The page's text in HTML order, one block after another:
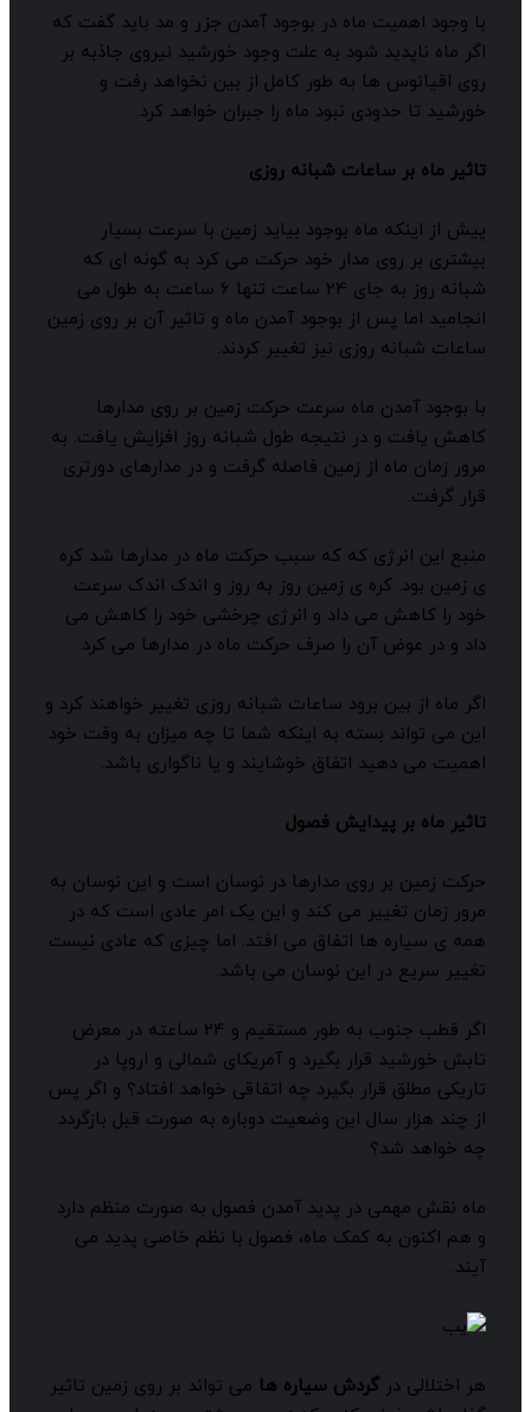
با وجود اهمیت ماه در بوجود آمدن جزر و مد باید گفت که
اگر ماه ناپدید شود به علت وجود خورشید نیروی جاذبه بر
روی اقیانوس ها به طور کامل از بین نخواهد رفت و
خورشید تا حدودی نبود ماه را جبران خواهد کرد.
تاثیر ماه بر ساعات شبانه روزی
پیش از اینکه ماه بوجود بیاید زمین با سرعت بسیار
بیشتری بر روی مدار خود حرکت می کرد به گونه ای که
شبانه روز به جای 24 ساعت تنها 6 ساعت به طول می
انجامید اما پس از بوجود آمدن ماه و تاثیر آن بر روی زمین
ساعات شبانه روزی نیز تغییر کردند.
با بوجود آمدن ماه سرعت حرکت زمین بر روی مدارها
کاهش یافت و در نتیجه طول شبانه روز افزایش یافت. به
مرور زمان ماه از زمین فاصله گرفت و در مدارهای دورتری
قرار گرفت.
منبع این انرژی که که سبب حرکت ماه در مدارها شد کره
ی زمین بود. کره ی زمین روز به روز و اندک اندک سرعت
خود را کاهش می داد و انرژی چرخشی خود را کاهش می
داد و در عوض آن را صرف حرکت ماه در مدارها می کرد.
اگر ماه از بین برود ساعات شبانه روزی تغییر خواهند کرد و
این می تواند بسته به اینکه شما تا چه میزان به وقت خود
اهمیت می دهید اتفاق خوشایند و یا ناگواری باشد.
تاثیر ماه بر پیدایش فصول
حرکت زمین بر روی مدارها در نوسان است و این نوسان به
مرور زمان تغییر می کند و این یک امر عادی است که در
همه ی سیاره ها اتفاق می افتد. اما چیزی که عادی نیست
تغییر سریع در این نوسان می باشد.
اگر قطب جنوب به طور مستقیم و 24 ساعته در معرض
تابش خورشید قرار بگیرد و آمریکای شمالی و اروپا در
تاریکی مطلق قرار بگیرد چه اتفاقی خواهد افتاد؟ و اگر پس
از چند هزار سال این وضعیت دوباره به صورت قبل بازگردد
چه خواهد شد؟
ماه نقش مهمی در پدید آمدن فصول به صورت منظم دارد
و هم اکنون به کمک ماه، فصول با نظم خاصی پدید می
هر اختلالی درگردش سیاره هامی تواند بر روی زمین تاثیر